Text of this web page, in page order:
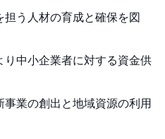
う人材の育成と確保を図
り中小企業者に対する資金供
業の創出と地域資源の利用